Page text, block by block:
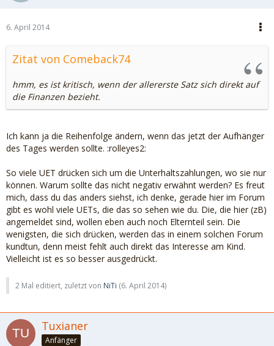
6. April 2014
Zitat von Comeback74
hmm, es ist kritisch, wenn der allererste Satz sich direkt auf
die Finanzen bezieht.
Ich kann ja die Reihenfolge ändern, wenn das jetzt der Aufhänger
des Tages werden sollte. :rolleyes2:
So viele UET drücken sich um die Unterhaltszahlungen, wo sie nur
können. Warum sollte das nicht negativ erwähnt werden? Es freut
mich, dass du das anders siehst, ich denke, gerade hier im Forum
gibt es wohl viele UETs, die das so sehen wie du. Die, die hier (zB)
angemeldet sind, wollen eben auch noch Elternteil sein. Die
wenigsten, die sich drücken, werden das in einem solchen Forum
kundtun, denn meist fehlt auch direkt das Interesse am Kind.
Vielleicht ist es so besser ausgedrückt.
2 Mal editiert, zuletzt von NiTi (6. April 2014)
Tuxianer
Anfänger